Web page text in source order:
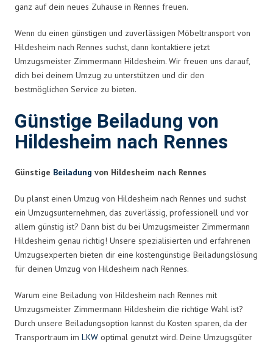
ganz auf dein neues Zuhause in Rennes freuen.
Wenn du einen günstigen und zuverlässigen Möbeltransport von
Hildesheim nach Rennes suchst, dann kontaktiere jetzt
Umzugsmeister Zimmermann Hildesheim. Wir freuen uns darauf,
dich bei deinem Umzug zu unterstützen und dir den
bestmöglichen Service zu bieten.
Günstige Beiladung von
Hildesheim nach Rennes
Günstige Beiladung von Hildesheim nach Rennes
Du planst einen Umzug von Hildesheim nach Rennes und suchst
ein Umzugsunternehmen, das zuverlässig, professionell und vor
allem günstig ist? Dann bist du bei Umzugsmeister Zimmermann
Hildesheim genau richtig! Unsere spezialisierten und erfahrenen
Umzugsexperten bieten dir eine kostengünstige Beiladungslösung
für deinen Umzug von Hildesheim nach Rennes.
Warum eine Beiladung von Hildesheim nach Rennes mit
Umzugsmeister Zimmermann Hildesheim die richtige Wahl ist?
Durch unsere Beiladungsoption kannst du Kosten sparen, da der
Transportraum im LKW optimal genutzt wird. Deine Umzugsgüter